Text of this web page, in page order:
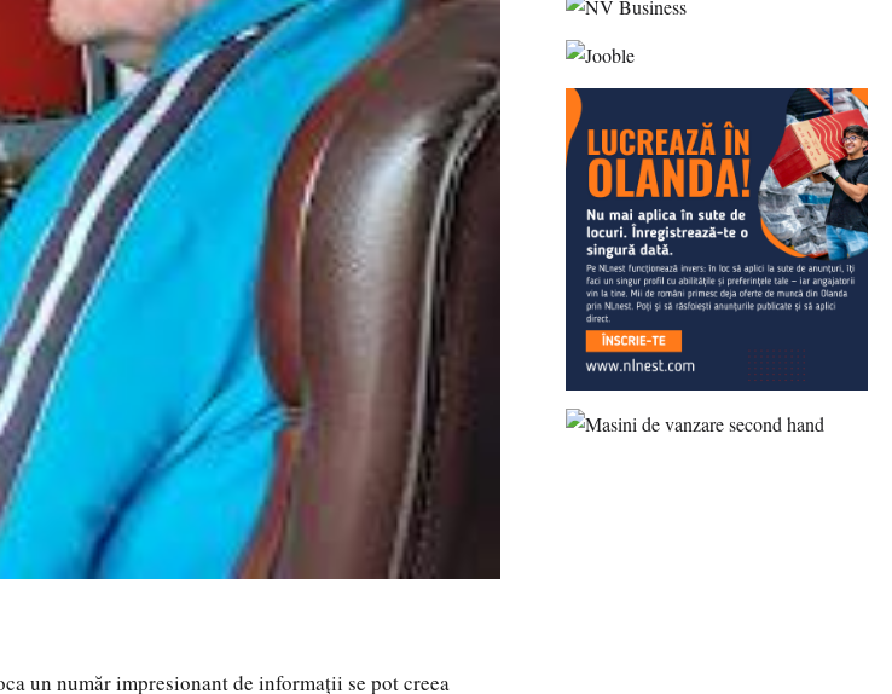
un număr impresionant de informații se pot creea